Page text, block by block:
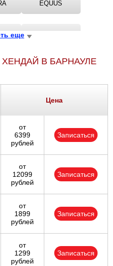
EQUUS
F? GRANDEUR
MATRIX
TUCSON
i10
еще
В БАРНАУЛЕ
Цена
от
6399
рублей
Записаться
от
12099
рублей
Записаться
от
1899
рублей
Записаться
от
1299
рублей
Записаться